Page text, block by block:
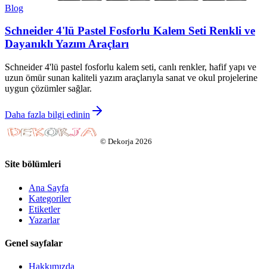
Blog
Schneider 4'lü Pastel Fosforlu Kalem Seti Renkli ve
Dayanıklı Yazım Araçları
Schneider 4'lü pastel fosforlu kalem seti, canlı renkler, hafif yapı ve
uzun ömür sunan kaliteli yazım araçlarıyla sanat ve okul projelerine
uygun çözümler sağlar.
Daha fazla bilgi edinin
© Dekorja 2026
Site bölümleri
Ana Sayfa
Kategoriler
Etiketler
Yazarlar
Genel sayfalar
Hakkımızda